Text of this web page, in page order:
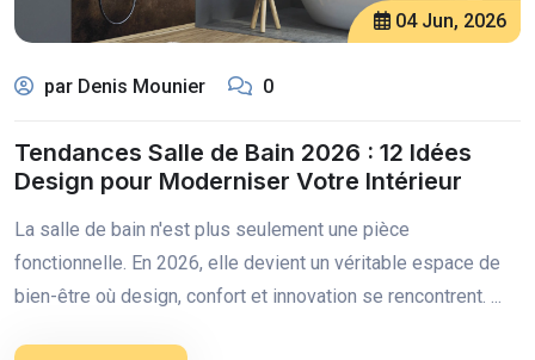
04 Jun, 2026
par Denis Mounier 0
Tendances Salle de Bain 2026 : 12 Idées
Design pour Moderniser Votre Intérieur
La salle de bain n'est plus seulement une pièce
fonctionnelle. En 2026, elle devient un véritable espace de
bien-être où design, confort et innovation se rencontrent. ...